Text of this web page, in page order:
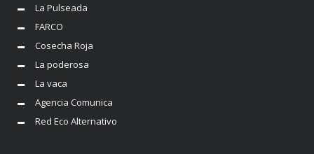
La Pulseada
FARCO
Cosecha Roja
La poderosa
La vaca
Agencia Comunica
Red Eco Alternativo